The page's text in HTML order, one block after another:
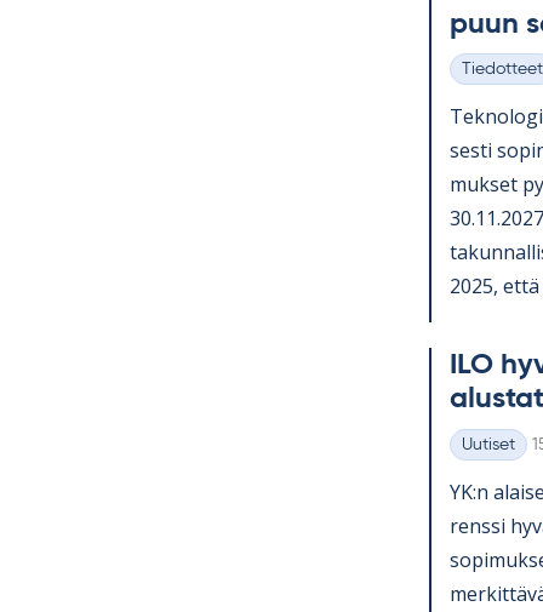
puun
Kategoriat
Tiedotteet
sesti
muk­set
2025,
ILO
Kategoriat
Uutiset
YK:n
renssi